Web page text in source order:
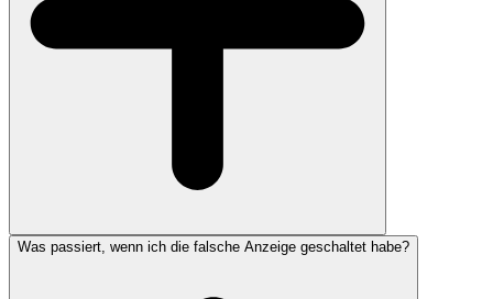
Was passiert, wenn ich die falsche Anzeige geschaltet habe?